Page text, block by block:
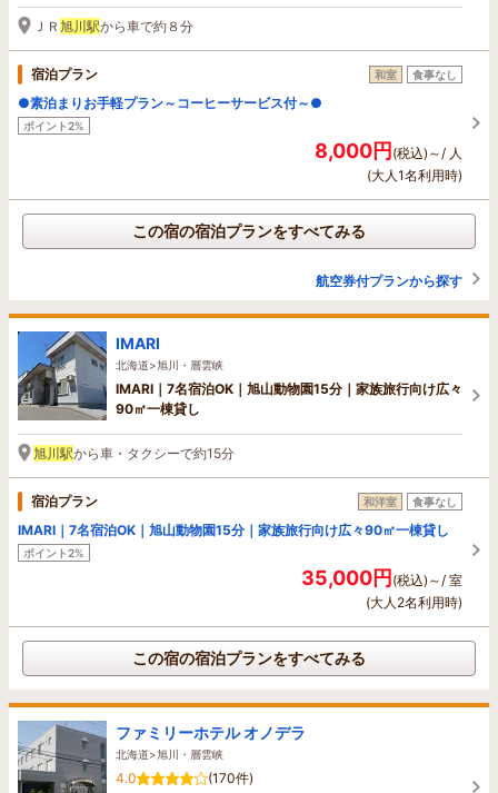
ＪＲ 旭川駅から車で約８分
宿泊プラン 和室 食事なし
●素泊まりお手軽プラン～コーヒーサービス付～●
ポイント2%
8,000円(税込)～/ 人
(大人1名利用時)
この宿の宿泊プランをすべてみる
航空券付プランから探す
IMARI
北海道>旭川・層雲峡
IMARI｜7名宿泊OK｜旭山動物園15分｜家族旅行向け広々
90㎡一棟貸し
旭川駅から車・タクシーで約15分
宿泊プラン 和洋室 食事なし
IMARI｜7名宿泊OK｜旭山動物園15分｜家族旅行向け広々90㎡一棟貸し
ポイント2%
35,000円(税込)～/ 室
(大人2名利用時)
この宿の宿泊プランをすべてみる
ファミリーホテル オノデラ
北海道>旭川・層雲峡
4.0
(170件)